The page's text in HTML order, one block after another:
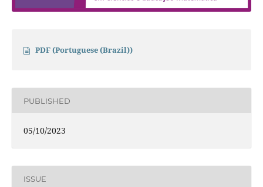
PDF (Portuguese (Brazil))
PUBLISHED
05/10/2023
ISSUE